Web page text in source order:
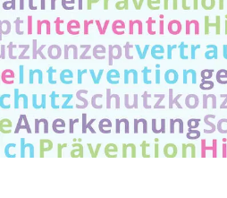
Kirche und Finanzen
Personalausschuss
LANDESKIRCHENAMT
Willkommen
Kollegium
Evangelische Kirche
Lutherische Kirche
Glaubensbekenntnis
Positionen
Ökumene
Gegen Gewalt
KLIMASCHUTZ
Nachhaltigkeit
Erneuerbare Energien
Mobilität
Impressum
Datenschutz
Kontakt
Barrierefreiheit
Presse
Freie Stellen